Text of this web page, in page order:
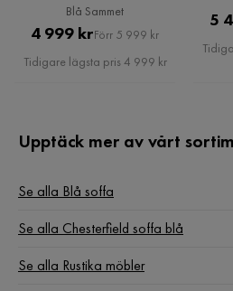
1 år sedan
Amazing couch and amazing
we planned it one moth ahead and
super soft one. Very happy with the
4 år sedan
PP Pera P
vardagsrum, Blå Sammet
Blå Sammet
Pris
4 999 krOriginal
Pris
Förr 5 999 kr
Tidigare lägsta pris 4 999 kr
5
Upptäck mer av vårt
Se alla Blå soffa
Se alla Chesterfield soffa blå
Se alla Rustika möbler